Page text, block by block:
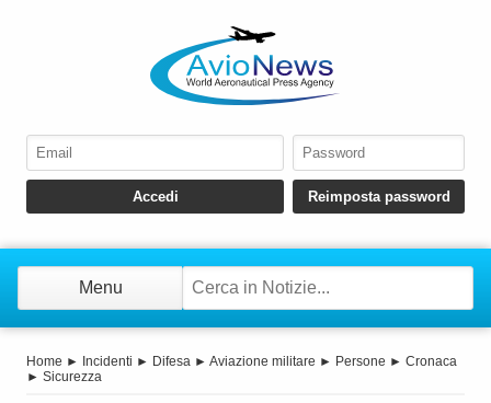
Menu
Home ► Incidenti ► Difesa ► Aviazione militare ► Persone ► Cronaca
► Sicurezza